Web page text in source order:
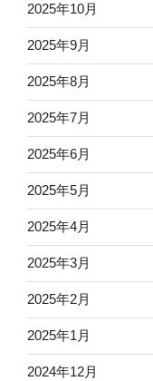
2025年10月
2025年9月
2025年8月
2025年7月
2025年6月
2025年5月
2025年4月
2025年3月
2025年2月
2025年1月
2024年12月